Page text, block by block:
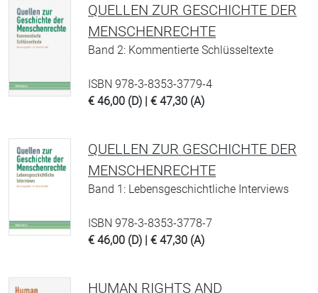
QUELLEN ZUR GESCHICHTE DER
MENSCHENRECHTE
Band 2: Kommentierte Schlüsseltexte
ISBN 978-3-8353-3779-4
€ 46,00 (D) | € 47,30 (A)
QUELLEN ZUR GESCHICHTE DER
MENSCHENRECHTE
Band 1: Lebensgeschichtliche Interviews
ISBN 978-3-8353-3778-7
€ 46,00 (D) | € 47,30 (A)
HUMAN RIGHTS AND